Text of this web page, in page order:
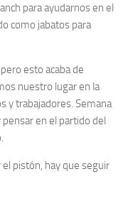
para ayudarnos en el
como jabatos para
esto acaba de
nuestro lugar en la
y trabajadores. Semana
en el partido del
pistón, hay que seguir